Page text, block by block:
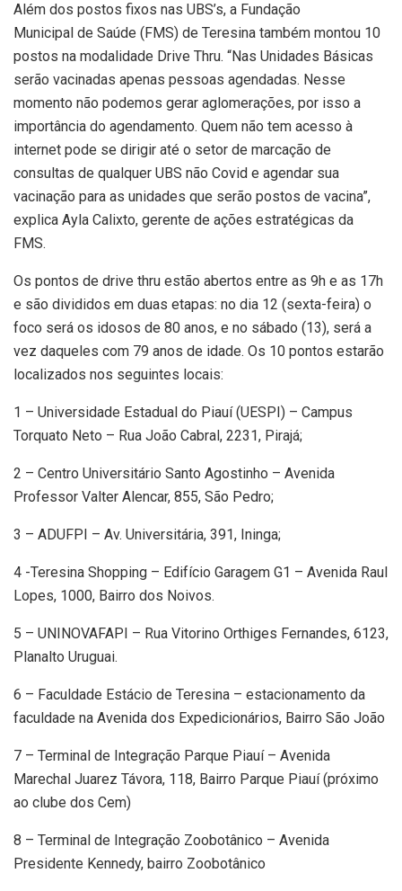
Além dos postos fixos nas UBS’s, a Fundação
Municipal de Saúde (FMS) de Teresina também montou 10
postos na modalidade Drive Thru. “Nas Unidades Básicas
serão vacinadas apenas pessoas agendadas. Nesse
momento não podemos gerar aglomerações, por isso a
importância do agendamento. Quem não tem acesso à
internet pode se dirigir até o setor de marcação de
consultas de qualquer UBS não Covid e agendar sua
vacinação para as unidades que serão postos de vacina”,
explica Ayla Calixto, gerente de ações estratégicas da
FMS.
Os pontos de drive thru estão abertos entre as 9h e as 17h
e são divididos em duas etapas: no dia 12 (sexta-feira) o
foco será os idosos de 80 anos, e no sábado (13), será a
vez daqueles com 79 anos de idade. Os 10 pontos estarão
localizados nos seguintes locais:
1 – Universidade Estadual do Piauí (UESPI) – Campus
Torquato Neto – Rua João Cabral, 2231, Pirajá;
2 – Centro Universitário Santo Agostinho – Avenida
Professor Valter Alencar, 855, São Pedro;
3 – ADUFPI – Av. Universitária, 391, Ininga;
4 -Teresina Shopping – Edifício Garagem G1 – Avenida Raul
Lopes, 1000, Bairro dos Noivos.
5 – UNINOVAFAPI – Rua Vitorino Orthiges Fernandes, 6123,
Planalto Uruguai.
6 – Faculdade Estácio de Teresina – estacionamento da
faculdade na Avenida dos Expedicionários, Bairro São João
7 – Terminal de Integração Parque Piauí – Avenida
Marechal Juarez Távora, 118, Bairro Parque Piauí (próximo
ao clube dos Cem)
8 – Terminal de Integração Zoobotânico – Avenida
Presidente Kennedy, bairro Zoobotânico